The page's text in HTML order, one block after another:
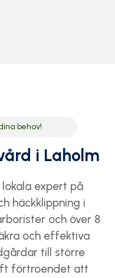
behov!
i Laholm
expert på
häckklippning i
och över 8
och effektiva
till större
förtroendet att